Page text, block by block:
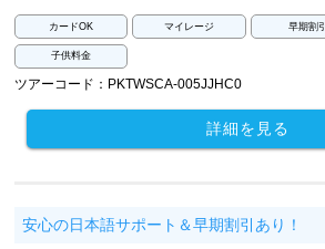
カードOK マイレージ 早期割引
子供料金
ツアーコード：PKTWSCA-005JJHC0
詳細を見る
安心の日本語サポート＆早期割引あり！